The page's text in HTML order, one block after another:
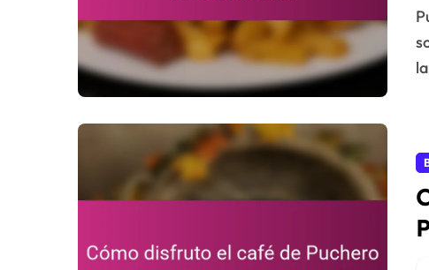
Puntos clave Los mercadillos locales en Sevilla